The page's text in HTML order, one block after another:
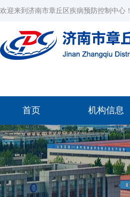
欢迎来到济南市章丘区疾病预防控制中心！
首页 机构信息